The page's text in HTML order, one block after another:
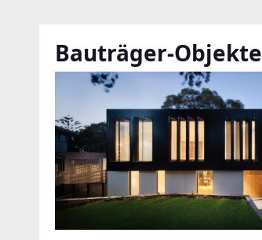
Bauträger-Objekte